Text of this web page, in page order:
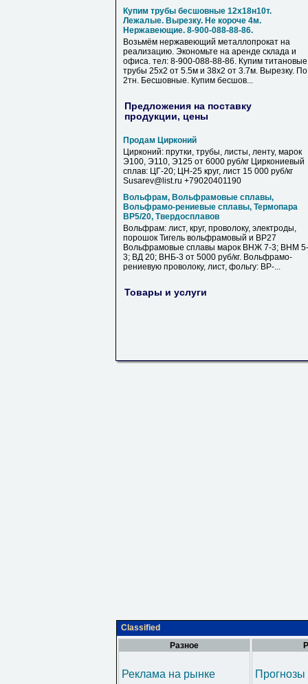
Купим трубы бесшовные 12х18н10т.
Лежалые. Вырезку. Не короче 4м.
Нержавеющие. 8-900-088-88-86.
Возьмём нержавеющий металлопрокат на
реализацию. Экономьте на аренде склада и
офиса. тел: 8-900-088-88-86. Купим титановые
трубы 25х2 от 5.5м и 38х2 от 3.7м. Вырезку. По
2тн. Бесшовные. Купим бесшов...
Предложения на поставку
продукции, цены
Продам Цирконий
Цирконий: прутки, трубы, листы, ленту, марок
Э100, Э110, Э125 от 6000 руб/кг Циркониевый
сплав: ЦГ-20; ЦН-25 круг, лист 15 000 руб/кг
Susarev@list.ru +79020401190
Вольфрам, Вольфрамовые сплавы,
Вольфрамо-рениевые сплавы, Термопара
ВР5/20, Твердосплавов
Вольфрам: лист, круг, проволоку, электроды,
порошок Тигель вольфрамовый и ВР27
Вольфрамовые сплавы марок ВНЖ 7-3; ВНМ 5-
3; ВД 20; ВНБ-3 от 5000 руб/кг. Вольфрамо-
рениевую проволоку, лист, фольгу: ВР-...
Товары и услуги
Classified
Разное
Реклама на рынке